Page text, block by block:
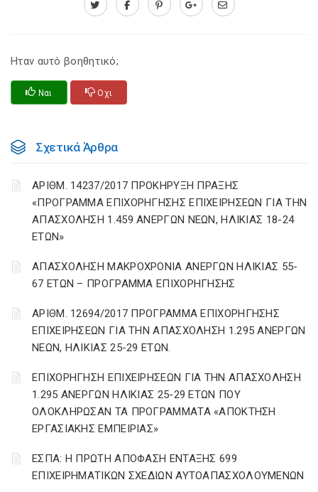
Ηταν αυτό βοηθητικό;
Ναι Οχι
Σχετικά Άρθρα
ΑΡΙΘΜ. 14237/2017 ΠΡΟΚΗΡΥΞΗ ΠΡΑΞΗΣ
«ΠΡΟΓΡΑΜΜΑ ΕΠΙΧΟΡΗΓΗΣΗΣ ΕΠΙΧΕΙΡΗΣΕΩΝ ΓΙΑ ΤΗΝ
ΑΠΑΣΧΟΛΗΣΗ 1.459 ΑΝΕΡΓΩΝ ΝΕΩΝ, ΗΛΙΚΙΑΣ 18-24
ΕΤΩΝ»
ΑΠΑΣΧΟΛΗΣΗ ΜΑΚΡΟΧΡΟΝΙΑ ΑΝΕΡΓΩΝ ΗΛΙΚΙΑΣ 55-
67 ΕΤΩΝ – ΠΡΟΓΡΑΜΜΑ ΕΠΙΧΟΡΗΓΗΣΗΣ
ΑΡΙΘΜ. 12694/2017 ΠΡΟΓΡΑΜΜΑ ΕΠΙΧΟΡΗΓΗΣΗΣ
ΕΠΙΧΕΙΡΗΣΕΩΝ ΓΙΑ ΤΗΝ ΑΠΑΣΧΟΛΗΣΗ 1.295 ΑΝΕΡΓΩΝ
ΝΕΩΝ, ΗΛΙΚΙΑΣ 25-29 ΕΤΩΝ.
ΕΠΙΧΟΡΗΓΗΣΗ ΕΠΙΧΕΙΡΗΣΕΩΝ ΓΙΑ ΤΗΝ ΑΠΑΣΧΟΛΗΣΗ
1.295 ΑΝΕΡΓΩΝ ΗΛΙΚΙΑΣ 25-29 ΕΤΩΝ ΠΟΥ
ΟΛΟΚΛΗΡΩΣΑΝ ΤΑ ΠΡΟΓΡΑΜΜΑΤΑ «ΑΠΟΚΤΗΣΗ
ΕΡΓΑΣΙΑΚΗΣ ΕΜΠΕΙΡΙΑΣ»
ΕΣΠΑ: Η ΠΡΩΤΗ ΑΠΟΦΑΣΗ ΕΝΤΑΞΗΣ 699
ΕΠΙΧΕΙΡΗΜΑΤΙΚΩΝ ΣΧΕΔΙΩΝ ΑΥΤΟΑΠΑΣΧΟΛΟΥΜΕΝΩΝ